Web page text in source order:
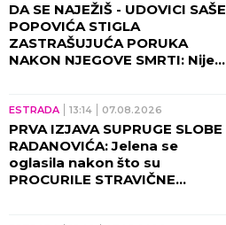
DA SE NAJEŽIŠ - UDOVICI SAŠE
POPOVIĆA STIGLA
ZASTRAŠUJUĆA PORUKA
NAKON NJEGOVE SMRTI: Nije
ESTRADA 13:14 07.08.2026
PRVA IZJAVA SUPRUGE SLOBE
RADANOVIĆA: Jelena se
oglasila nakon što su
PROCURILE STRAVIČNE